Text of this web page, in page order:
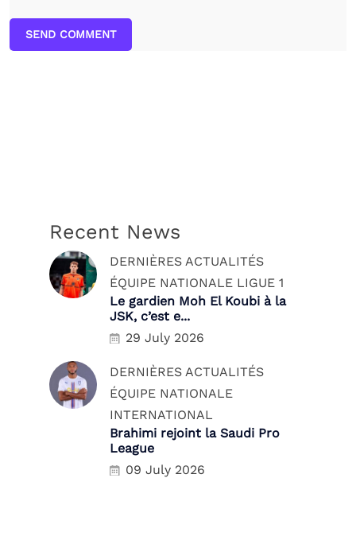
SEND COMMENT
Recent News
DERNIÈRES ACTUALITÉS
ÉQUIPE NATIONALE LIGUE 1
Le gardien Moh El Koubi à la
JSK, c’est e...
29 July 2026
DERNIÈRES ACTUALITÉS
ÉQUIPE NATIONALE
INTERNATIONAL
Brahimi rejoint la Saudi Pro
League
09 July 2026